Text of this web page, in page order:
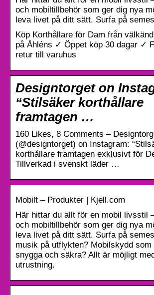
och mobiltillbehör som ger dig nya
leva livet på ditt sätt. Surfa på
Köp Korthållare för Dam från
på Åhléns ✓ Öppet köp 30 dagar ✓
retur till varuhus
Designtorget on
“Stilsäker korthållare
framtagen …
160 Likes, 8 Comments –
(@designtorget) on Instagram:
korthållare framtagen exklusivt för
Tillverkad i svenskt läder …
Mobilt – Produkter | Kjell.com
Här hittar du allt för en mobil livsstil
och mobiltillbehör som ger dig nya
leva livet på ditt sätt. Surfa på
musik på utflykten? Mobilskydd som
snygga och säkra? Allt är möjligt
utrustning.